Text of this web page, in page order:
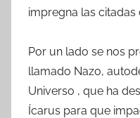
impregna las citadas
Por un lado se nos
llamado Nazo,
Universo , que ha
Ícarus para que